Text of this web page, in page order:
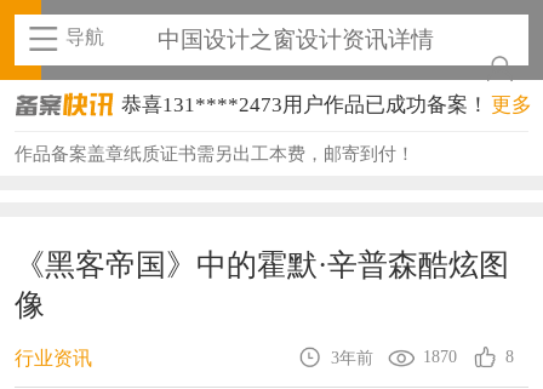
导航 中国设计之窗设计资讯详情
恭喜131****2473用户作品已成功备案！
恭喜159****4201用户作品已成功备案！
恭喜131****1475用户作品已成功备案！
恭喜138****8638用户作品已成功备案！
更多
作品备案盖章纸质证书需另出工本费，邮寄到付！
《黑客帝国》中的霍默·辛普森酷炫图
像
行业资讯 3年前 1870 8